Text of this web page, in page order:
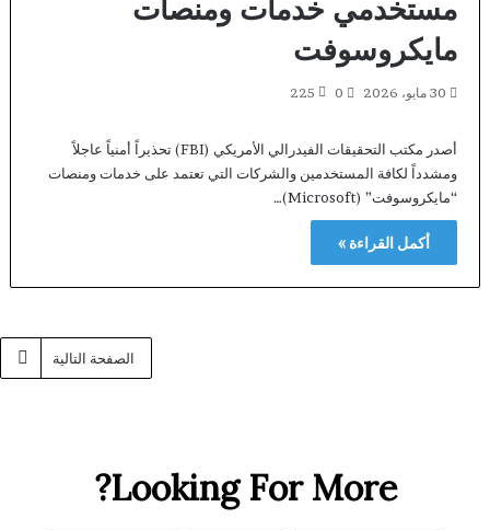
مستخدمي خدمات ومنصات
مايكروسوفت
30 مايو، 2026 0
225
أصدر مكتب التحقيقات الفيدرالي الأمريكي (FBI) تحذيراً أمنياً عاجلاً
ومشدداً لكافة المستخدمين والشركات التي تعتمد على خدمات ومنصات
“مايكروسوفت” (Microsoft)…
أكمل القراءة »
الصفحة التالية
Looking For More?